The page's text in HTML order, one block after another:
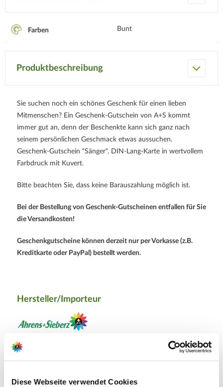
Diese Webseite verwendet Cookies
Farben Bunt
Produktbeschreibung
Sie suchen noch ein schönes Geschenk für einen lieben
Mitmenschen? Ein Geschenk-Gutschein von A+S kommt
immer gut an, denn der Beschenkte kann sich ganz nach
seinem persönlichen Geschmack etwas aussuchen.
Geschenk-Gutschein "Sänger". DIN-Lang-Karte in wertvollem
Farbdruck mit Kuvert.
Bitte beachten Sie, dass keine Barauszahlung möglich ist.
Bei der Bestellung von Geschenk-Gutscheinen entfallen für Sie
die Versandkosten!
Geschenkgutscheine können derzeit nur per Vorkasse (z.B.
Kreditkarte oder PayPal) bestellt werden.
Hersteller/Importeur
Ahrens+Sieberz GmbH &
53721 Siegburg